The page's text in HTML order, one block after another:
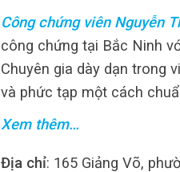
Công chứng viên Nguyễn
công chứng tại Bắc Ninh
Chuyên gia dày dạn trong
và phức tạp một cách
Xem thêm…
Địa chỉ: 165 Giảng Võ,